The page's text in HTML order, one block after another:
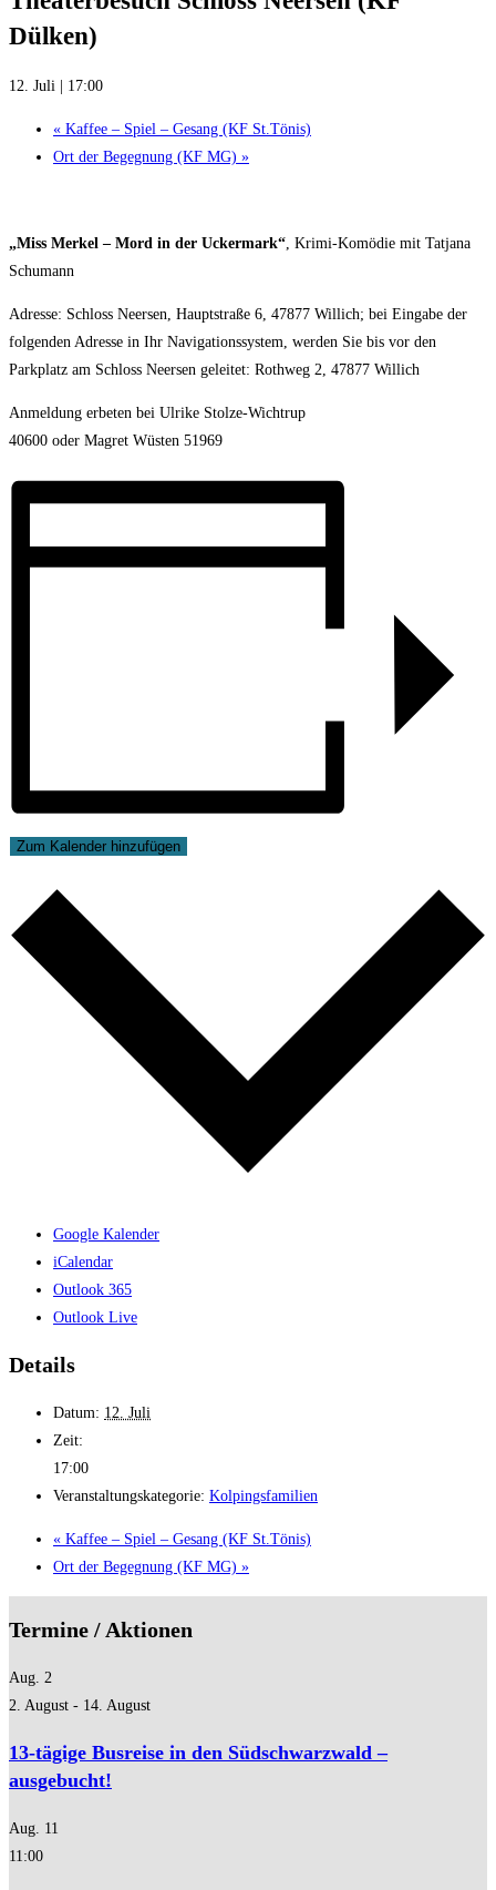
Dülken)
12. Juli | 17:00
« Kaffee – Spiel – Gesang (KF St.Tönis)
Ort der Begegnung (KF MG) »
„Miss Merkel – Mord in der Uckermark“ , Krimi-Komödie mit Tatjana
Schumann
Adresse: Schloss Neersen, Hauptstraße 6, 47877 Willich; bei Eingabe der
folgenden Adresse in Ihr Navigationssystem, werden Sie bis vor den
Parkplatz am Schloss Neersen geleitet: Rothweg 2, 47877 Willich
Anmeldung erbeten bei Ulrike Stolze-Wichtrup
40600 oder Magret Wüsten 51969
Zum Kalender hinzufügen
Google Kalender
iCalendar
Outlook 365
Outlook Live
Details
Datum: 12. Juli
Zeit:
17:00
Veranstaltungskategorie: Kolpingsfamilien
« Kaffee – Spiel – Gesang (KF St.Tönis)
Ort der Begegnung (KF MG) »
Termine / Aktionen
Aug. 2
2. August - 14. August
13-tägige Busreise in den Südschwarzwald –
ausgebucht!
Aug. 11
11:00